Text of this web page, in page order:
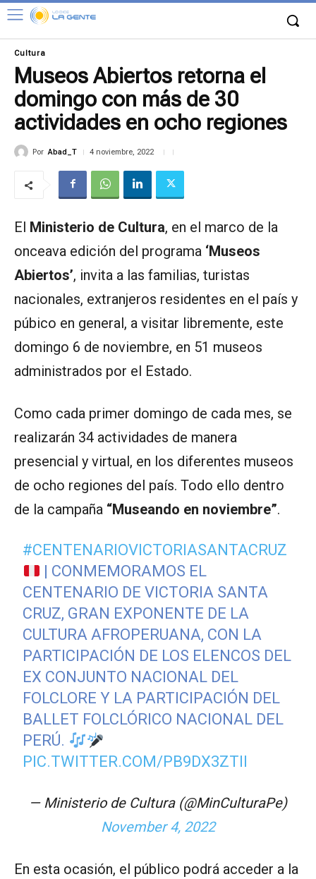
Cultura
Museos Abiertos retorna el
domingo con más de 30
actividades en ocho regiones
Por Abad_T 4 noviembre, 2022
El Ministerio de Cultura, en el marco de la
onceava edición del programa ‘Museos
Abiertos’, invita a las familias, turistas
nacionales, extranjeros residentes en el país y
púbico en general, a visitar libremente, este
domingo 6 de noviembre, en 51 museos
administrados por el Estado.
Como cada primer domingo de cada mes, se
realizarán 34 actividades de manera
presencial y virtual, en los diferentes museos
de ocho regiones del país. Todo ello dentro
de la campaña “Museando en noviembre”.
#CENTENARIOVICTORIASANTACRUZ
| CONMEMORAMOS EL
CENTENARIO DE VICTORIA SANTA
CRUZ, GRAN EXPONENTE DE LA
CULTURA AFROPERUANA, CON LA
PARTICIPACIÓN DE LOS ELENCOS DEL
EX CONJUNTO NACIONAL DEL
FOLCLORE Y LA PARTICIPACIÓN DEL
BALLET FOLCLÓRICO NACIONAL DEL
PERÚ.
PIC.TWITTER.COM/PB9DX3ZTII
— Ministerio de Cultura (@MinCulturaPe)
November 4, 2022
En esta ocasión, el público podrá acceder a la